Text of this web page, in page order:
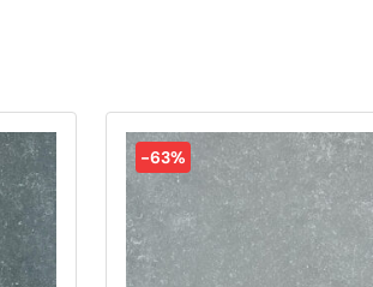
» Alle kleuren
-63%